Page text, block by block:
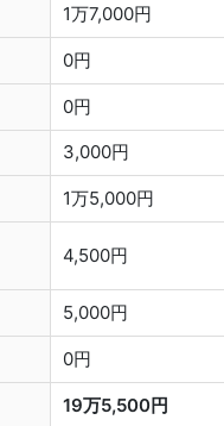
1万7,000円
0円
0円
3,000円
1万5,000円
4,500円
5,000円
0円
19万5,500円